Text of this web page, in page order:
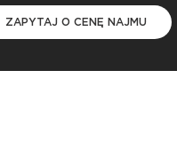
ZAPYTAJ O CENĘ NAJMU